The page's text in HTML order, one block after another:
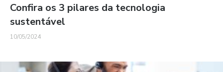
Confira os 3 pilares da tecnologia
sustentável
10/05/2024